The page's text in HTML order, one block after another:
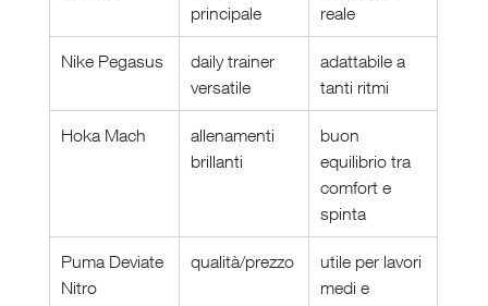
principale
reale
Nike Pegasus
daily trainer
versatile
adattabile a
tanti ritmi
Hoka Mach
allenamenti
brillanti
buon
equilibrio tra
comfort e
spinta
Puma Deviate
Nitro
qualità/prezzo
utile per lavori
medi e